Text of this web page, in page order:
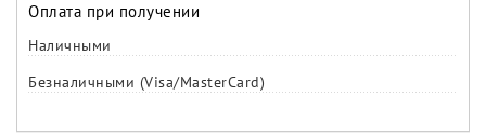
Оплата при получении
Наличными
Безналичными (Visa/MasterCard)